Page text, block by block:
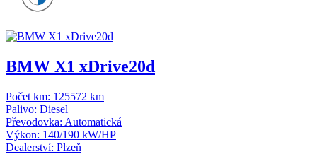
BMW X1 xDrive20d
Počet km: 125572 km
Palivo: Diesel
Převodovka: Automatická
Výkon: 140/190 kW/HP
Dealerství: Plzeň